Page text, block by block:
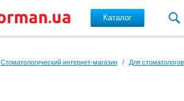
Каталог
Стоматологический интернет-магазин / Для стоматологов